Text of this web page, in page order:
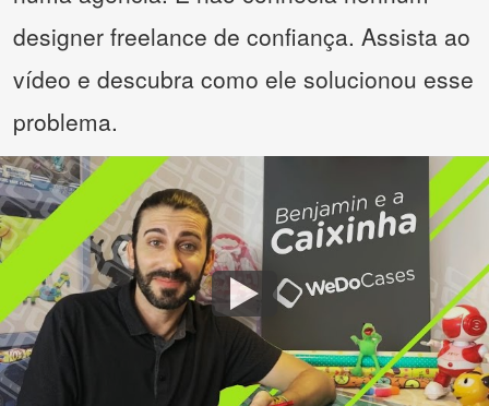
designer freelance de confiança. Assista ao
vídeo e descubra como ele solucionou esse
problema.